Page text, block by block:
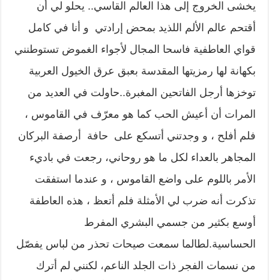
يخشى الخروج إلى هذا العالم القاسي.. يحلو لي أن
أقتحم عالم الألم اللذيد بمحض إرادتي و أنا في كامل
قواي العاطفية فاسحا المجال لأجواء الغموض تستوطنني
بكهانة لها رمزيتها المقدسة بعبق عرق الخيول العربية
توخزها أرجل الفاتحين المغبرة..حاولت في العديد من
المرات أن أعيش الحب كما هو معرّف في القاموس ،
فلم أفلح ، و وجدتني أتسكع على حافة أرصفة البركان
المجاهر بالعداء لكل ما هو روحاني، رجعت في باديء
الأمر باللوم على واضع القاموس ، و عندما استفقت
تذكرت أنه ضرب لي الأمثلة فلم أتعظ ، هذه العاطفة
أوسع بكثير من جسمي البشري المفرط
الحساسية.لطالما سمعت صيحات تحذر من لباس يفصّل
من نسمات الفجر ذات الجلد الناعم، لكنني لم أترك